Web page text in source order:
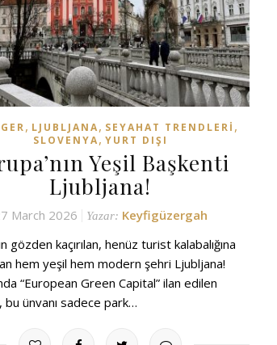
, LJUBLJANA, SEYAHAT TRENDLERI ,
SLOVENYA, YURT DIŞI
Yeşil Başkenti
Ljubljana!
March 2026 Yazar: Keyfigüzergah
gözden kaçırılan, henüz turist kalabalığına
hem yeşil hem modern şehri Ljubljana!
“European Green Capital” ilan edilen
bu ünvanı sadece park…